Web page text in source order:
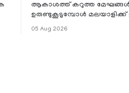
ആകാശത്ത് കറുത്ത
ഉരുണ്ടുകൂടുമ്പോൾ
വിറയലാണ്. മഴ ഒരുകാലത്ത്
05 Aug 2026